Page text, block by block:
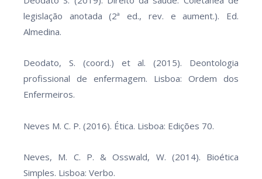
legislação anotada (2ª ed., rev. e aument.). Ed.
Almedina.
Deodato, S. (coord.) et al. (2015). Deontologia
profissional de enfermagem. Lisboa: Ordem dos
Enfermeiros.
Neves M. C. P. (2016). Ética. Lisboa: Edições 70.
Neves, M. C. P. & Osswald, W. (2014). Bioética
Simples. Lisboa: Verbo.